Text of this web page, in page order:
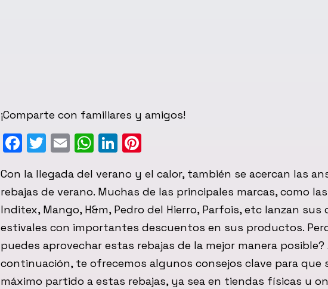
¡Comparte con familiares y amigos!
Facebook
Twitter
EmailWhatsApp
LinkedIn
Con la llegada del verano y el calor, también se acercan las
rebajas de verano. Muchas de las principales marcas, como
Inditex, Mango, H&m, Pedro del Hierro, Parfois, etc lanzan
estivales con importantes descuentos en sus productos.
puedes aprovechar estas rebajas de la mejor manera posible?
continuación, te ofrecemos algunos consejos clave para que
máximo partido a estas rebajas, ya sea en tiendas físicas u